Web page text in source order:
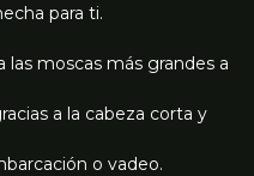
para ti.
moscas más grandes a
a la cabeza corta y
o vadeo.